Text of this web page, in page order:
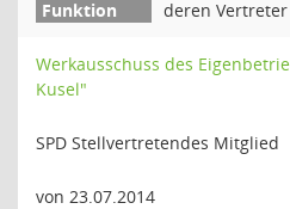
deren Vertreter
Werkausschuss des
Kusel"
SPD Stellvertretendes Mitglied
von 23.07.2014